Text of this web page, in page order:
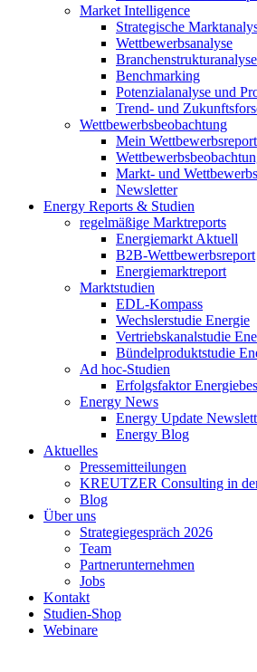
Market Intelligence
Strategische
Wettbewerbsanalyse
Branchenstrukturanalyse
Benchmarking
Potenzialanalyse und
Trend- und
Wettbewerbs­beobachtung
Mein Wettbewerbsreport
Markt- und
Newsletter
Energy Reports & Studien
regelmäßige Marktreports
Energiemarkt Aktuell
B2B-Wettbewerbsreport
Energiemarktreport
Marktstudien
EDL-Kompass
Wechslerstudie Energie
Vertriebskanalstudie
Bündelproduktstudie
Ad hoc-Studien
Erfolgsfaktor
Energy News
Energy Update
Energy Blog
Aktuelles
Pressemitteilungen
KREUTZER Consulting in
Blog
Über uns
Strategiegespräch 2026
Team
Partnerunternehmen
Jobs
Kontakt
Studien-Shop
Webinare